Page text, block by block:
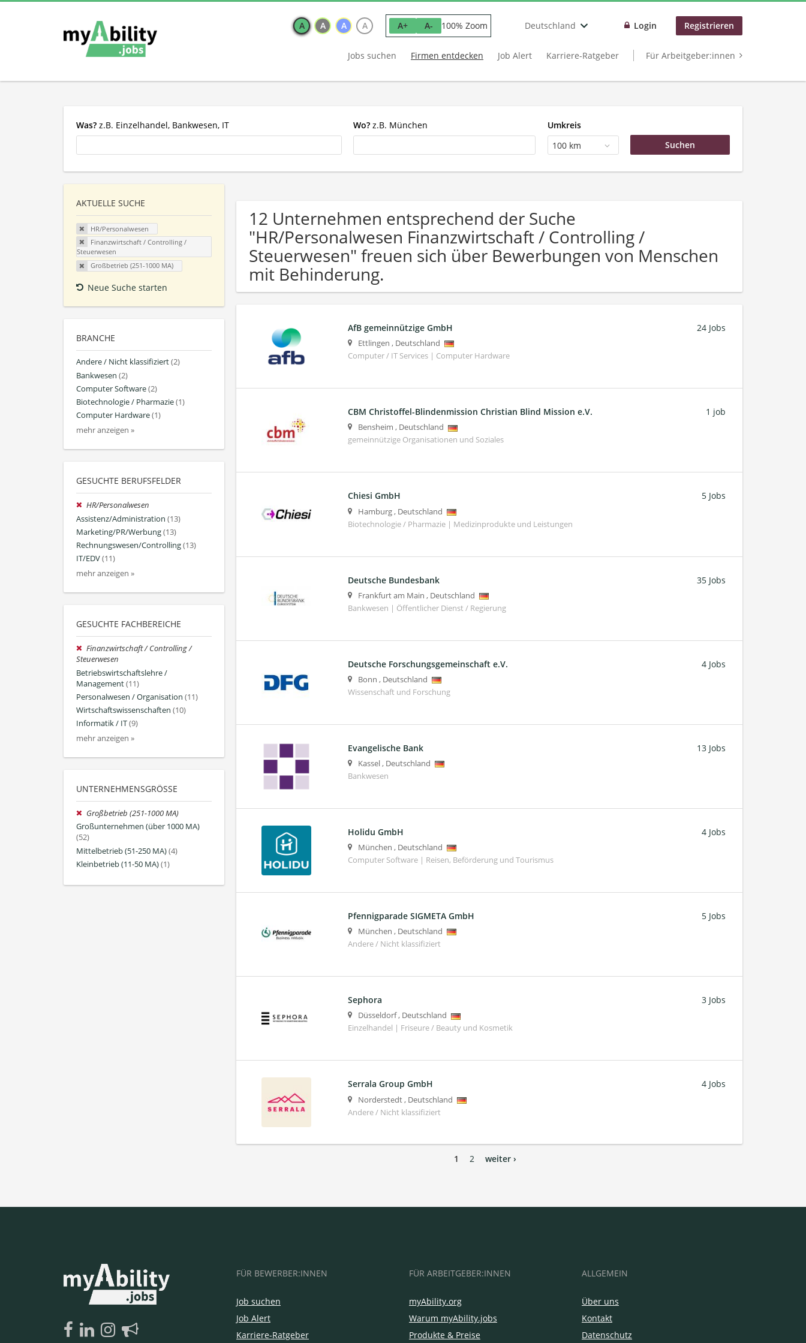
A A A A A+ A- 100% Zoom Deutschland Login Registrieren
Jobs suchen Firmen entdecken Job Alert Karriere-Ratgeber Für Arbeitgeber:innen
Was? z.B. Einzelhandel, Bankwesen, IT Wo? z.B. München
Umkreis
100 km
AKTUELLE SUCHE
HR/Personalwesen
Finanzwirtschaft / Controlling /
Steuerwesen
Großbetrieb (251-1000 MA)
Neue Suche starten
BRANCHE
Andere / Nicht klassifiziert(2)
Bankwesen (2)
Computer Software(2)
Biotechnologie / Pharmazie(1)
Computer Hardware(1)
mehr anzeigen »
GESUCHTE BERUFSFELDER
HR/Personalwesen
Assistenz/Administration (13)
Marketing/PR/Werbung(13)
Rechnungswesen/Controlling(13)
IT/EDV(11)
mehr anzeigen »
GESUCHTE FACHBEREICHE
Finanzwirtschaft / Controlling /
Steuerwesen
Betriebswirtschaftslehre /
Management(11)
Personalwesen / Organisation (11)
Wirtschaftswissenschaften (10)
Informatik / IT(9)
mehr anzeigen »
UNTERNEHMENSGRÖSSE
Großbetrieb (251-1000 MA)
Großunternehmen (über 1000 MA)
(52)
Mittelbetrieb (51-250 MA)(4)
Kleinbetrieb (11-50 MA)(1)
12 Unternehmen entsprechend der Suche
"HR/Personalwesen Finanzwirtschaft / Controlling /
Steuerwesen" freuen sich über Bewerbungen von Menschen
mit Behinderung.
AfB gemeinnützige GmbH
Ettlingen , Deutschland
Computer / IT Services | Computer Hardware
24 Jobs
CBM Christoffel-Blindenmission Christian Blind Mission e.V.
Bensheim , Deutschland
gemeinnützige Organisationen und Soziales
1 job
Chiesi GmbH
Hamburg, Deutschland
Biotechnologie / Pharmazie | Medizinprodukte und Leistungen
5 Jobs
Deutsche Bundesbank
Frankfurt am Main , Deutschland
Bankwesen | Öffentlicher Dienst / Regierung
35 Jobs
Deutsche Forschungsgemeinschaft e.V.
Bonn , Deutschland
Wissenschaft und Forschung
4 Jobs
Evangelische Bank
Kassel, Deutschland
Bankwesen
13 Jobs
Holidu GmbH
München , Deutschland
Computer Software | Reisen, Beförderung und Tourismus
4 Jobs
Pfennigparade SIGMETA GmbH
München , Deutschland
Andere / Nicht klassifiziert
5 Jobs
Sephora
Düsseldorf, Deutschland
Einzelhandel | Friseure / Beauty und Kosmetik
3 Jobs
Serrala Group GmbH
Norderstedt, Deutschland
Andere / Nicht klassifiziert
4 Jobs
1 2 weiter ›
FÜR BEWERBER:INNEN
Job suchen
Job Alert
Karriere-Ratgeber
FÜR ARBEITGEBER:INNEN
myAbility.org
Warum myAbility.jobs
Produkte & Preise
ALLGEMEIN
Über uns
Kontakt
Datenschutz